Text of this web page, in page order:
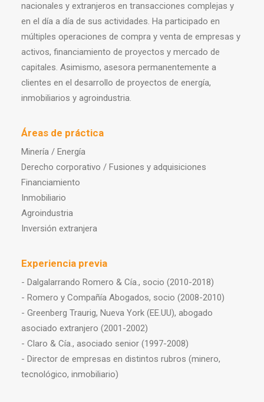
nacionales y extranjeros en transacciones complejas y
en el día a día de sus actividades. Ha participado en
múltiples operaciones de compra y venta de empresas y
activos, financiamiento de proyectos y mercado de
capitales. Asimismo, asesora permanentemente a
clientes en el desarrollo de proyectos de energía,
inmobiliarios y agroindustria.
Áreas de práctica
Minería / Energía
Derecho corporativo / Fusiones y adquisiciones
Financiamiento
Inmobiliario
Agroindustria
Inversión extranjera
Experiencia previa
- Dalgalarrando Romero & Cía., socio (2010-2018)
- Romero y Compañía Abogados, socio (2008-2010)
- Greenberg Traurig, Nueva York (EE.UU), abogado
asociado extranjero (2001-2002)
- Claro & Cía., asociado senior (1997-2008)
- Director de empresas en distintos rubros (minero,
tecnológico, inmobiliario)